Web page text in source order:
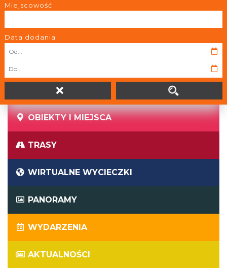
Miejscowość
Data dodania
KALENDARIUM SZLAKU
Kalendarium realizacji projektu – najważniejsze wydarzenia
DODAJ DO PLANERA
OBIEKTY I MIEJSCA
TRASY
WIRTUALNE WYCIECZKI
PANORAMY
WYDARZENIA
AKTUALNOŚCI